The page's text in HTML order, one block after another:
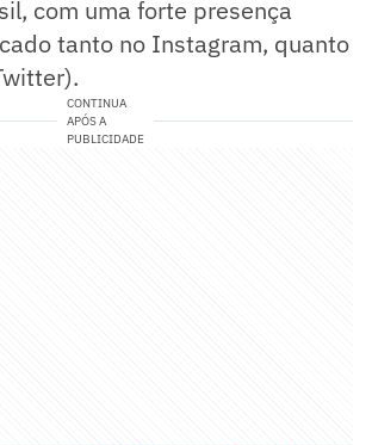
com uma forte presença
tanto no Instagram, quanto
CONTINUA
APÓS A
PUBLICIDADE